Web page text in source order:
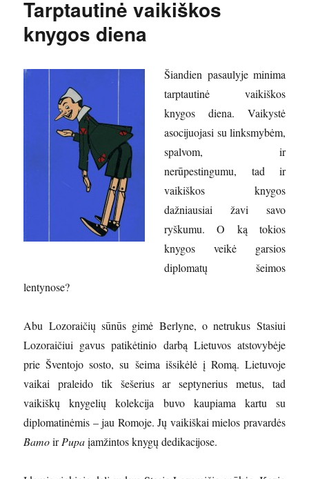
Tarptautinė vaikiškos
knygos diena
Šiandien pasaulyje minima
tarptautinė vaikiškos
knygos diena. Vaikystė
asocijuojasi su linksmybėm,
spalvom, ir
nerūpestingumu, tad ir
vaikiškos knygos
dažniausiai žavi savo
ryškumu. O ką tokios
knygos veikė garsios
diplomatų šeimos
lentynose?
Abu Lozoraičių sūnūs gimė Berlyne, o netrukus Stasiui
Lozoraičiui gavus patikėtinio darbą Lietuvos atstovybėje
prie Šventojo sosto, su šeima išsikėlė į Romą. Lietuvoje
vaikai praleido tik šešerius ar septynerius metus, tad
vaikiškų knygelių kolekcija buvo kaupiama kartu su
diplomatinėmis – jau Romoje. Jų vaikiškai mielos pravardės
BamoirPupaįamžintos knygų dedikacijose.